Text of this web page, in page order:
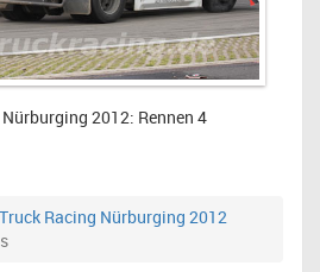
2012: Rennen 4
Truck Racing Nürburging 2012